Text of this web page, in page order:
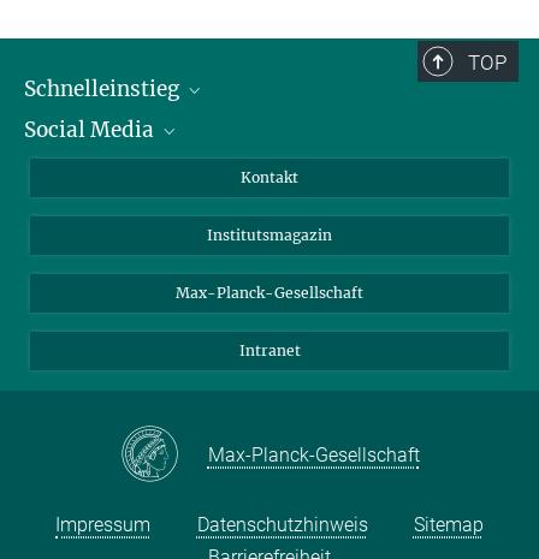
TOP
Schnelleinstieg
Alumni
Schulen
Studierende
Social Media
Facebook
YouTube
Kontakt
Institutsmagazin
Max-Planck-Gesellschaft
Intranet
Max-Planck-Gesellschaft
Impressum Datenschutzhinweis
Sitemap